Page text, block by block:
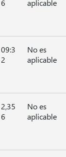
6
aplicable
09:3
2
No es
aplicable
2,35
6
No es
aplicable